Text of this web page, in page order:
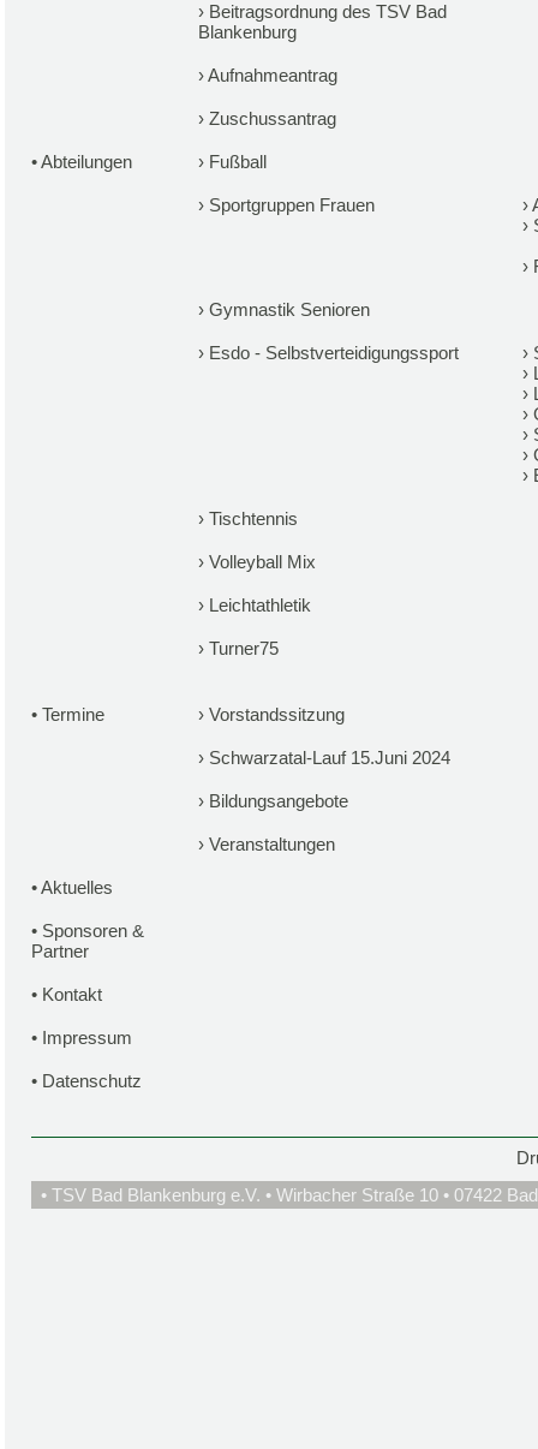
› Beitragsordnung des TSV Bad
Blankenburg
›Aufnahmeantrag
› Zuschussantrag
•Abteilungen › Fußball
› Sportgruppen Frauen ›
›
›
› Gymnastik Senioren
› Esdo - Selbstverteidigungssport ›
›
›
›
›
›
›
› Tischtennis
› Volleyball Mix
› Leichtathletik
› Turner75
• Termine › Vorstandssitzung
› Schwarzatal-Lauf 15.Juni 2024
› Bildungsangebote
› Veranstaltungen
•Aktuelles
• Sponsoren &
Partner
• Kontakt
• Impressum
• Datenschutz
• TSV Bad Blankenburg e.V. • Wirbacher Straße 10 • 07422